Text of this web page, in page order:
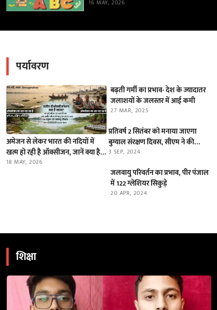
16 MAY, 2026
पर्यावरण
अमेजन से लेकर भारत की नदियों में
खत्म हो रही है ऑक्सीजन, जानें क्या है
यह ‘डीऑक्सीजनेशन’ का खतरा
18 MAY, 2026
बढ़ती गर्मी का प्रभाव- देश के ज्यादातर
जलाशयों के जलस्तर में आई कमी
27 MAR, 2025
प्रतिवर्ष 2 सितंबर को मनाया जाएगा
बुग्याल संरक्षण दिवस, सीएम ने की
घोषणा
3 SEP, 2024
जलवायु परिवर्तन का प्रभाव, पीर पंजाल
में 122 ग्लेशियर सिकुड़े
20 APR, 2024
शिक्षा